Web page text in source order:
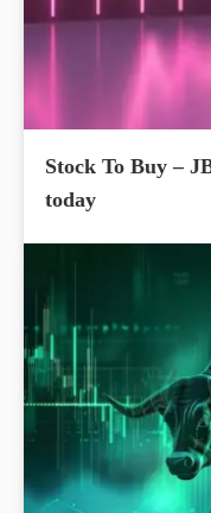
Stock To Buy –
today